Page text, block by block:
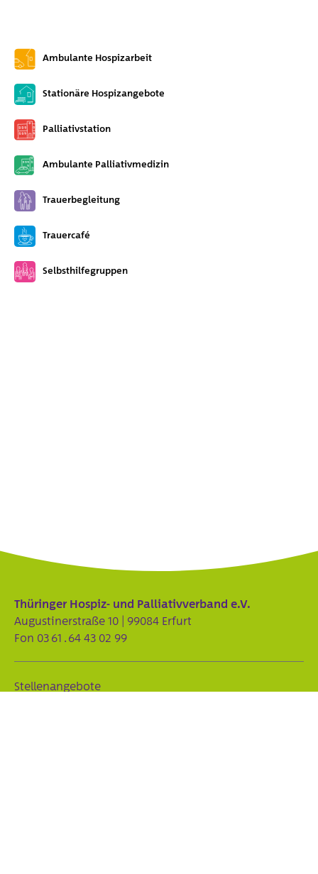
Ambulante Hospizarbeit
Stationäre Hospizangebote
Palliativstation
Ambulante Palliativmedizin
Trauerbegleitung
Trauercafé
Selbsthilfegruppen
Stellenangebote
Thüringer Hospiz- und Palliativverband e.V.
Augustinerstraße 10 | 99084 Erfurt
Fon 03 61 . 64 43 02 99